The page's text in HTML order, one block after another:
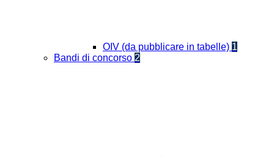
OIV (da pubblicare in tabelle) 1
Bandi di concorso 2